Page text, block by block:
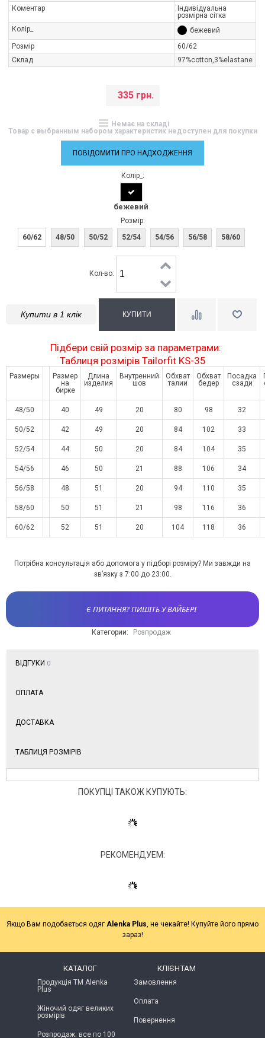
Коментар
Індивідуальна
розмірна сітка
Колір_
бежевий
Розмір
60/62
Склад
97%cotton,3%elastane
335 грн.
Немає на складі
Товар с выбранным набором характеристик недоступен для покупки
ПОВІДОМИТИ ПРО НАДХОДЖЕННЯ
Колір_:
бежевий
Розмір:
60/62
48/50 50/52 52/54 54/56 56/58 58/60
Кол-во:
Купити в 1 клік
Підбери свій розмір за параметрами:
Таблиця розмірів Tailorfit KS-35
Размеры
Размер
на
бирке
Длина
изделия
Внутренний
шов
Обхват
талии
Обхват
бедер
Посадка
сзади
48/50 40 49 20 80 98 32
50/52 42 49 20 84 102 33
52/54 44 50 20 84 104 35
54/56 46 50 21 88 106 34
56/58 48 51 20 94 110 35
58/60 50 51 21 98 116 36
60/62 52 51 20 104 118 36
Потрібна консультація або допомога у підборі розміру? Ми завжди на
зв’язку з 7:00 до 23:00.
Є ПИТАННЯ? ПИШІТЬ У ВАЙБЕРІ
Категории: Розпродаж
ВІДГУКИ 0
ОПЛАТА
ДОСТАВКА
ТАБЛИЦЯ РОЗМІРІВ
ПОКУПЦІ ТАКОЖ КУПУЮТЬ:
РЕКОМЕНДУЕМ:
Якщо Вам подобається одяг Alenka Plus , не чекайте! Купуйте його прямо
зараз!
КАТАЛОГ
Продукція ТМ Alenka
Plus
Жіночий одяг великих
розмірів
Розпродаж: все по 100
КЛІЄНТАМ
Замовлення
Оплата
Повернення